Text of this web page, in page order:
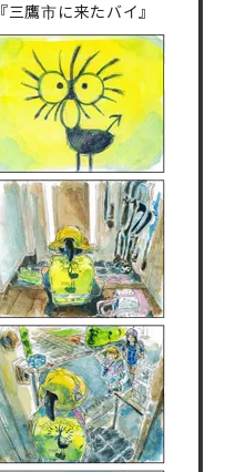
『三鷹市に来たバイ』